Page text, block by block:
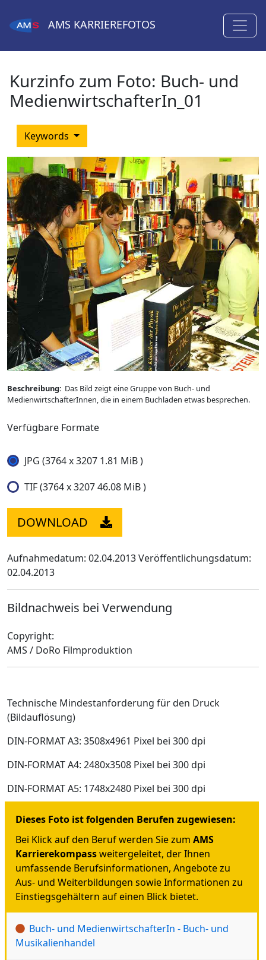
AMS KARRIEREFOTOS
Kurzinfo zum Foto: Buch- und
MedienwirtschafterIn_01
Keywords
Beschreibung: Das Bild zeigt eine Gruppe von Buch- und
MedienwirtschafterInnen, die in einem Buchladen etwas besprechen.
Verfügbare Formate
JPG (3764 x 3207 1.81 MiB )
TIF (3764 x 3207 46.08 MiB )
DOWNLOAD
Aufnahmedatum: 02.04.2013Veröffentlichungsdatum:
02.04.2013
Bildnachweis bei Verwendung
Copyright:
AMS / DoRo Filmproduktion
Technische Mindestanforderung für den Druck
(Bildauflösung)
DIN-FORMAT A3: 3508x4961 Pixel bei 300 dpi
DIN-FORMAT A4: 2480x3508 Pixel bei 300 dpi
DIN-FORMAT A5: 1748x2480 Pixel bei 300 dpi
Dieses Foto ist folgenden Berufen zugewiesen:
Bei Klick auf den Beruf werden Sie zum AMS
Karrierekompassweitergeleitet, der Ihnen
umfassende Berufsinformationen, Angebote zu
Aus- und Weiterbildungen sowie Informationen zu
Einstiegsgehältern auf einen Blick bietet.
Buch- und MedienwirtschafterIn - Buch- und
Musikalienhandel